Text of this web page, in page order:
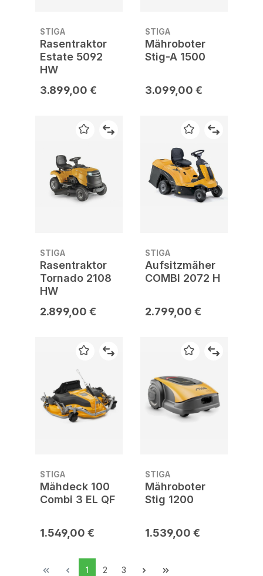
STIGA
Rasentraktor
Estate 5092
HW
3.899,00 €
STIGA
Mähroboter
Stig-A 1500
3.099,00 €
STIGA
Rasentraktor
Tornado 2108
HW
2.899,00 €
STIGA
Aufsitzmäher
COMBI 2072 H
2.799,00 €
STIGA
Mähdeck 100
Combi 3 EL QF
1.549,00 €
STIGA
Mähroboter
Stig 1200
1.539,00 €
1 2 3